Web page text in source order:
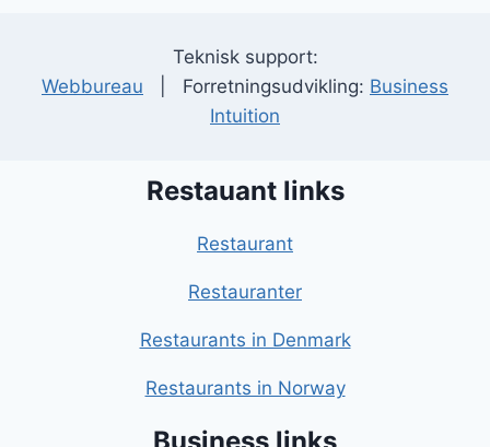
Teknisk support:
Webbureau | Forretningsudvikling: Business
Intuition
Restauant links
Restaurant
Restauranter
Restaurants in Denmark
Restaurants in Norway